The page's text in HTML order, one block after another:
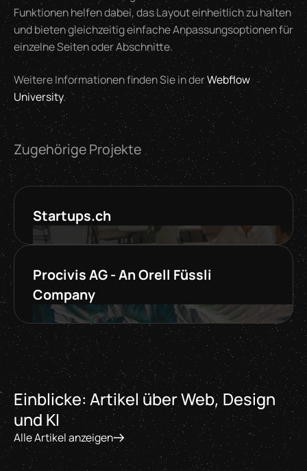
Funktionen helfen dabei, das Layout einheitlich zu halten
und bieten gleichzeitig einfache Anpassungsoptionen für
einzelne Seiten oder Abschnitte.
Weitere Informationen finden Sie in derWebflow
University.
Zugehörige Projekte
Startups.ch
Procivis AG - An Orell Füssli
Company
Einblicke: Artikel über Web, Design
und KI
Alle Artikel anzeigen